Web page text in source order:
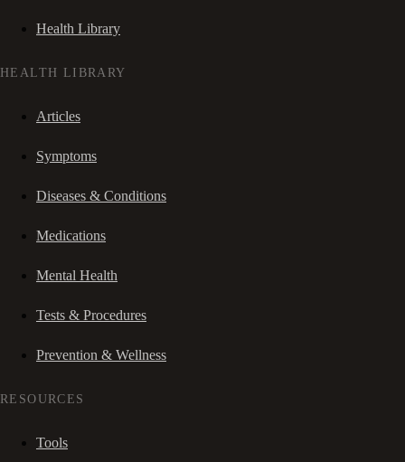
Health Library
HEALTH LIBRARY
Articles
Symptoms
Diseases & Conditions
Medications
Mental Health
Tests & Procedures
Prevention & Wellness
RESOURCES
Tools